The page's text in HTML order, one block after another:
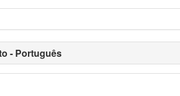
- Português